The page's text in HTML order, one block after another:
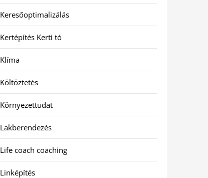
Keresőoptimalizálás
Kertépítés Kerti tó
Klíma
Költöztetés
Környezettudat
Lakberendezés
Life coach coaching
Linképítés